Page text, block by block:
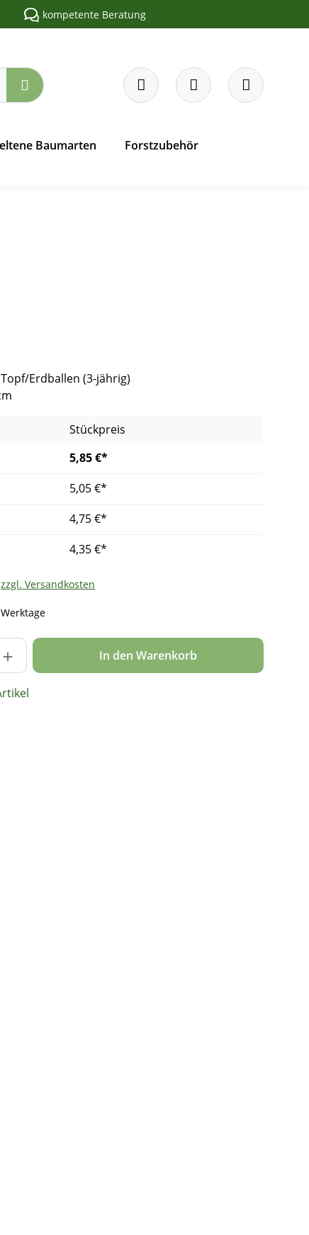
kompetente Beratung
Baumarten Forstzubehör
Erdballen (3-jährig)
Stückpreis
5,85 €*
5,05 €*
4,75 €*
4,35 €*
zzgl. Versandkosten
Gib den gewünschten Wert ein
In den Warenkorb